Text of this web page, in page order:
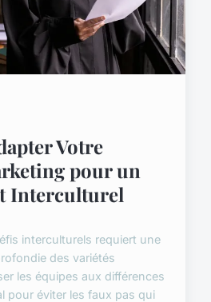
Votre
pour un
Interculturel
interculturels requiert une
des variétés
les équipes aux différences
pour éviter les faux pas qui